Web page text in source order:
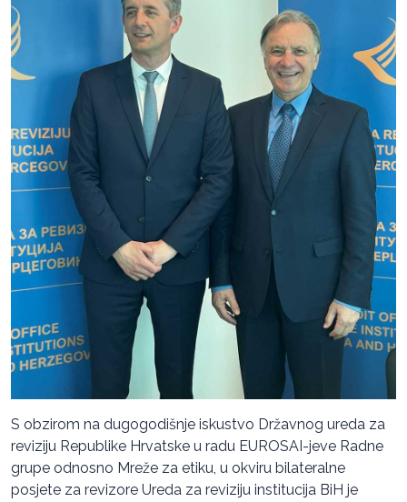
S obzirom na dugogodišnje iskustvo Državnog ureda za
reviziju Republike Hrvatske u radu EUROSAI-jeve Radne
grupe odnosno Mreže za etiku, u okviru bilateralne
posjete za revizore Ureda za reviziju institucija BiH je